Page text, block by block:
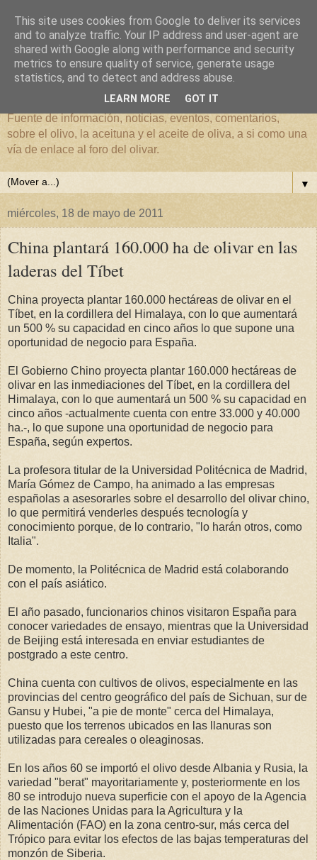
El mundo del Olivar
Fuente de información, noticias, eventos, comentarios,
sobre el olivo, la aceituna y el aceite de oliva, a si como una
vía de enlace al foro del olivar.
▼
miércoles, 18 de mayo de 2011
China plantará 160.000 ha de olivar en las
laderas del Tíbet
China proyecta plantar 160.000 hectáreas de olivar en el
Tíbet, en la cordillera del Himalaya, con lo que aumentará
un 500 % su capacidad en cinco años lo que supone una
oportunidad de negocio para España.
El Gobierno Chino proyecta plantar 160.000 hectáreas de
olivar en las inmediaciones del Tíbet, en la cordillera del
Himalaya, con lo que aumentará un 500 % su capacidad en
cinco años -actualmente cuenta con entre 33.000 y 40.000
ha.-, lo que supone una oportunidad de negocio para
España, según expertos.
La profesora titular de la Universidad Politécnica de Madrid,
María Gómez de Campo, ha animado a las empresas
españolas a asesorarles sobre el desarrollo del olivar chino,
lo que permitirá venderles después tecnología y
conocimiento porque, de lo contrario, "lo harán otros, como
Italia".
De momento, la Politécnica de Madrid está colaborando
con el país asiático.
El año pasado, funcionarios chinos visitaron España para
conocer variedades de ensayo, mientras que la Universidad
de Beijing está interesada en enviar estudiantes de
postgrado a este centro.
China cuenta con cultivos de olivos, especialmente en las
provincias del centro geográfico del país de Sichuan, sur de
Gansu y Hubei, "a pie de monte" cerca del Himalaya,
puesto que los terrenos ubicados en las llanuras son
utilizadas para cereales o oleaginosas.
En los años 60 se importó el olivo desde Albania y Rusia, la
variedad "berat" mayoritariamente y, posteriormente en los
80 se introdujo nueva superficie con el apoyo de la Agencia
de las Naciones Unidas para la Agricultura y la
Alimentación (FAO) en la zona centro-sur, más cerca del
Trópico para evitar los efectos de las bajas temperaturas del
monzón de Siberia.
This site uses cookies from Google to deliver its services
and to analyze traffic. Your IP address and user-agent are
shared with Google along with performance and security
metrics to ensure quality of service, generate usage
statistics, and to detect and address abuse.
LEARN MORE GOT IT